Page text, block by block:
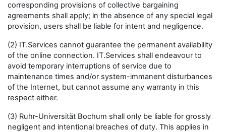
corresponding provisions of collective bargaining
agreements shall apply; in the absence of any special legal
provision, users shall be liable for intent and negligence.
(2) IT.Services cannot guarantee the permanent availability
of the online connection. IT.Services shall endeavour to
avoid temporary interruptions of service due to
maintenance times and/or system-immanent disturbances
of the Internet, but cannot assume any warranty in this
respect either.
(3) Ruhr-Universität Bochum shall only be liable for grossly
negligent and intentional breaches of duty. This applies in